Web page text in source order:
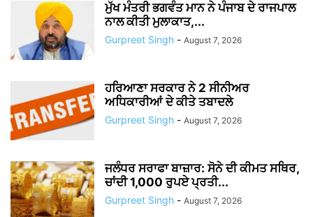
ਮੁੱਖ ਮੰਤਰੀ ਭਗਵੰਤ ਮਾਨ ਨੇ ਪੰਜਾਬ ਦੇ ਰਾਜਪਾਲ
ਨਾਲ ਕੀਤੀ ਮੁਲਾਕਾਤ,...
Gurpreet Singh - August 7, 2026
ਹਰਿਆਣਾ ਸਰਕਾਰ ਨੇ 2 ਸੀਨੀਅਰ
ਅਧਿਕਾਰੀਆਂ ਦੇ ਕੀਤੇ ਤਬਾਦਲੇ
Gurpreet Singh - August 7, 2026
ਜਲੰਧਰ ਸਰਾਫਾ ਬਾਜ਼ਾਰ: ਸੋਨੇ ਦੀ ਕੀਮਤ ਸਥਿਰ,
ਚਾਂਦੀ 1,000 ਰੁਪਏ ਪ੍ਰਤੀ...
Gurpreet Singh - August 7, 2026